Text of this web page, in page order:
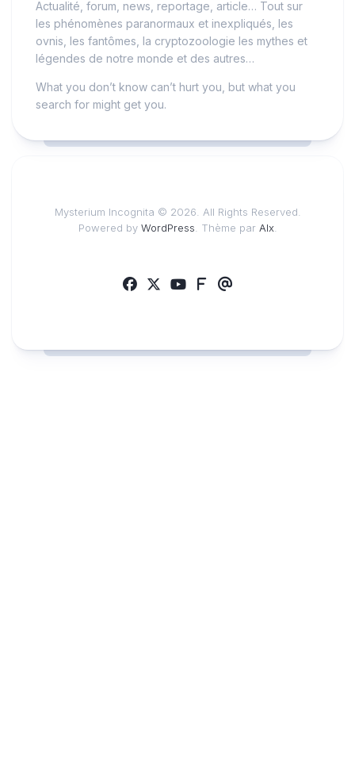
Actualité, forum, news, reportage, article… Tout sur
les phénomènes paranormaux et inexpliqués, les
ovnis, les fantômes, la cryptozoologie les mythes et
légendes de notre monde et des autres…
What you don’t know can’t hurt you, but what you
search for might get you.
Mysterium Incognita © 2026. All Rights Reserved.
Powered by WordPress. Thème par Alx.